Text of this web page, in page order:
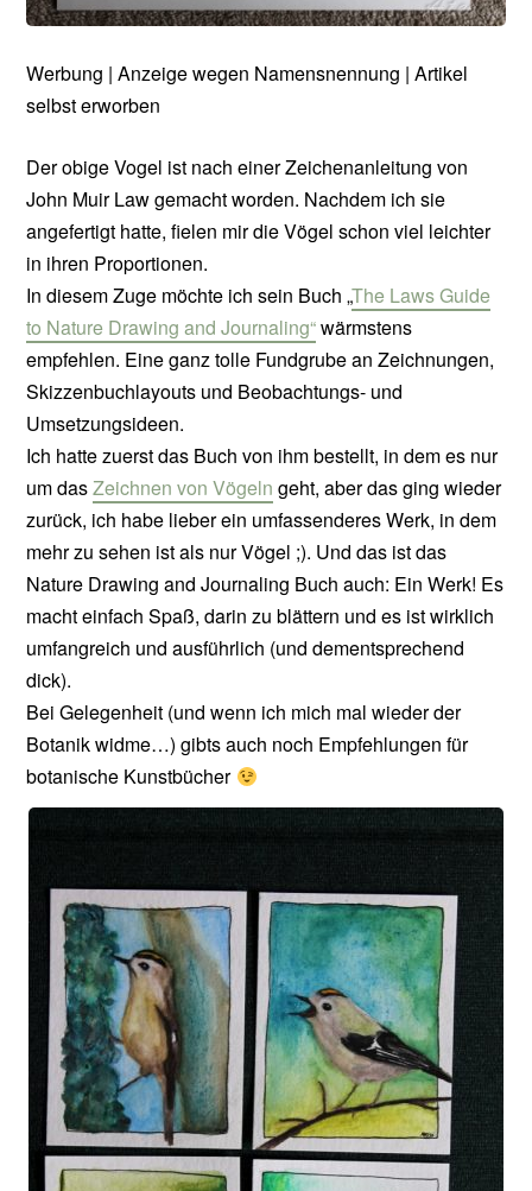
Werbung | Anzeige wegen Namensnennung | Artikel
selbst erworben
Der obige Vogel ist nach einer Zeichenanleitung von
John Muir Law gemacht worden. Nachdem ich sie
angefertigt hatte, fielen mir die Vögel schon viel leichter
in ihren Proportionen.
In diesem Zuge möchte ich sein Buch „The Laws Guide
to Nature Drawing and Journaling“wärmstens
empfehlen. Eine ganz tolle Fundgrube an Zeichnungen,
Skizzenbuchlayouts und Beobachtungs- und
Umsetzungsideen.
Ich hatte zuerst das Buch von ihm bestellt, in dem es nur
um dasZeichnen von Vögeln geht, aber das ging wieder
zurück, ich habe lieber ein umfassenderes Werk, in dem
mehr zu sehen ist als nur Vögel ;). Und das ist das
Nature Drawing and Journaling Buch auch: Ein Werk! Es
macht einfach Spaß, darin zu blättern und es ist wirklich
umfangreich und ausführlich (und dementsprechend
dick).
Bei Gelegenheit (und wenn ich mich mal wieder der
Botanik widme…) gibts auch noch Empfehlungen für
botanische Kunstbücher